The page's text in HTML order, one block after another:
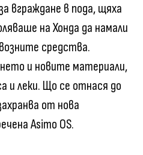
вграждане в пода, щяха
на Хонда да намали
средства.
и новите материали,
и леки. Що се отнася до
от нова
Asimo OS.